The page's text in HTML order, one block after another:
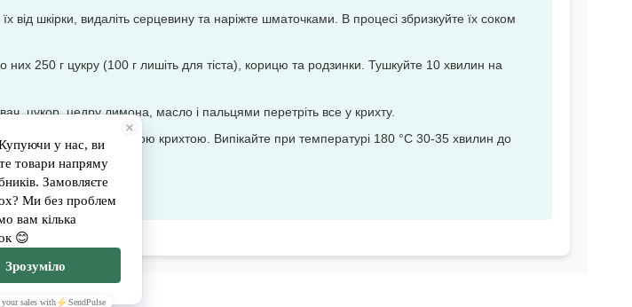
від шкірки, видаліть серцевину та наріжте шматочками. В процесі збризкуйте їх соком
них 250 г цукру (100 г лишіть для тіста), корицю та родзинки. Тушкуйте 10 хвилин на
цукор, цедру лимона, масло і пальцями перетріть все у крихту.
і посипте підготовленою крихтою. Випікайте при температурі 180 °C 30-35 хвилин до
морозива.